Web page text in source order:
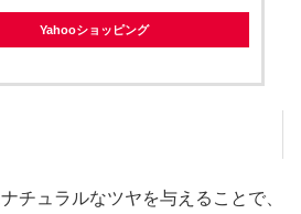
Yahooショッピング
チュラルなツヤを与えることで、